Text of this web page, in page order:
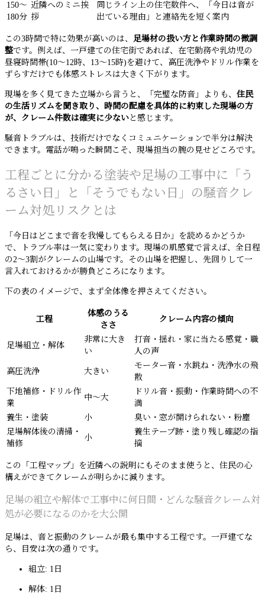
150〜
180分
近隣へのミニ挨
拶
同じライン上の住宅数件へ、「今日は音が
出ている理由」と連絡先を短く案内
この3時間で特に効果が高いのは、 足場材の扱い方と作業時間の微調
整です。例えば、一戸建ての住宅街であれば、在宅勤務や乳幼児の
昼寝時間帯(10〜12時、13〜15時)を避けて、高圧洗浄やドリル作業を
ずらすだけでも体感ストレスは大きく下がります。
現場を多く見てきた立場から言うと、「完璧な防音」よりも、 住民
の生活リズムを聞き取り、時間の配慮を具体的に約束した現場の方
が、クレーム件数は確実に少ない と感じます。
騒音トラブルは、技術だけでなくコミュニケーションで半分は解決
できます。電話が鳴った瞬間こそ、現場担当の腕の見せどころです。
工程ごとに分かる塗装や足場の工事中に「う
るさい日」と「そうでもない日」の騒音クレ
ーム対処リスクとは
「今日はどこまで音を我慢してもらえる日か」を読めるかどうか
で、トラブル率は一気に変わります。現場の肌感覚で言えば、全日程
の2〜3割がクレームの山場です。その山場を把握し、先回りして一
言入れておけるかが勝負どころになります。
下の表のイメージで、まず全体像を押さえてください。
工程
体感のうる
ささ
クレーム内容の傾向
足場組立・解体
非常に大き
い
打音・揺れ・家に当たる感覚・職
人の声
高圧洗浄 大きい
モーター音・水跳ね・洗浄水の飛
散
下地補修・ドリル作
業
中〜大
ドリル音・振動・作業時間への不
満
養生・塗装
小
臭い・窓が開けられない・粉塵
足場解体後の清掃・
補修
小
養生テープ跡・塗り残し確認の指
摘
この「工程マップ」を近隣への説明にもそのまま使うと、住民の心
構えができてクレームが明らかに減ります。
足場の組立や解体で工事中に何日間・どんな騒音クレーム対
処が必要になるのかを大公開
足場は、音と振動のクレームが最も集中する工程です。一戸建てな
ら、目安は次の通りです。
組立: 1日
解体: 1日